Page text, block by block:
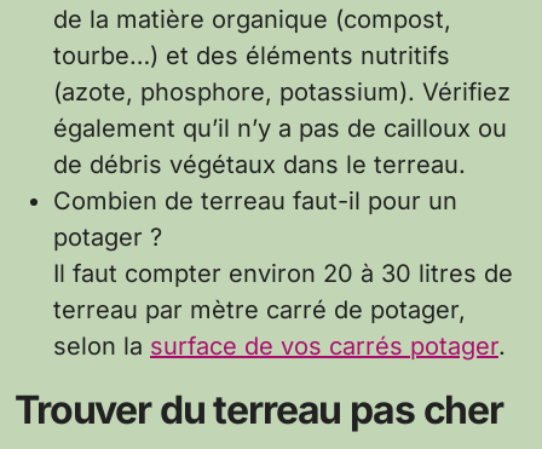
de la matière organique (compost,
tourbe…) et des éléments nutritifs
(azote, phosphore, potassium). Vérifiez
également qu’il n’y a pas de cailloux ou
de débris végétaux dans le terreau.
Combien de terreau faut-il pour un
potager ?
Il faut compter environ 20 à 30 litres de
terreau par mètre carré de potager,
selon la surface de vos carrés potager.
Trouver du terreau pas cher